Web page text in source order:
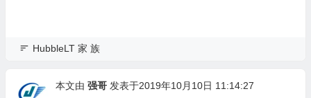
HubbleLT 家 族
本文由 强哥 发表于2019年10月10日 11:14:27